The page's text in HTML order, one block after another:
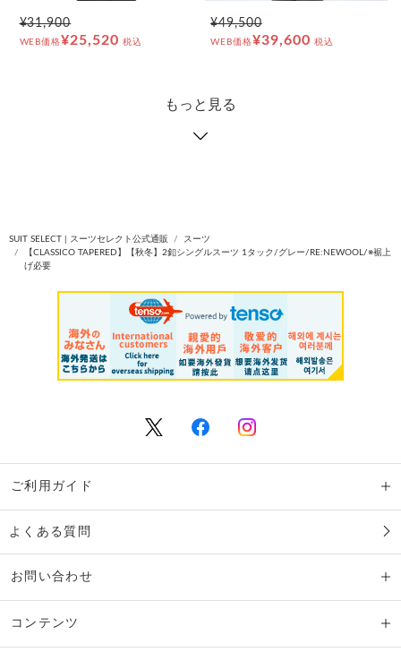
¥31,900
WEB価格¥25,520 税込
¥49,500
WEB価格¥39,600 税込
もっと見る
SUIT SELECT | スーツセレクト公式通販
スーツ
【CLASSICO TAPERED】【秋冬】2釦シングルスーツ 1タック/グレー/RE:NEWOOL/※裾上
げ必要
ご利用ガイド
よくある質問
お問い合わせ
コンテンツ